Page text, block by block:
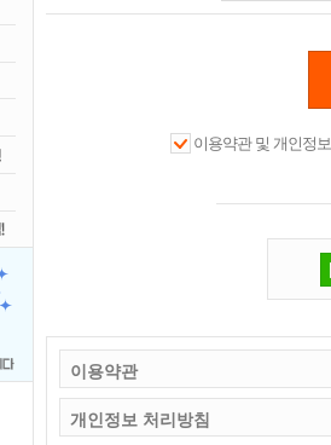
이용약관 및 개인정